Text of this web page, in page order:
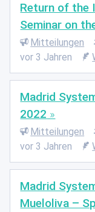
Return of the
Seminar on
Mitteilungen
vor 3 Jahren
Madrid
2022
Mitteilungen
vor 3 Jahren
Madrid
Mueloliva –